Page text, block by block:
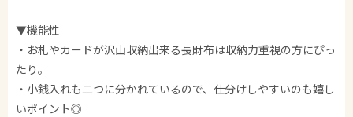
▼機能性
・お札やカードが沢山収納出来る長財布は収納力重視の方にぴっ
たり。
・小銭入れも二つに分かれているので、仕分けしやすいのも嬉し
いポイント◎